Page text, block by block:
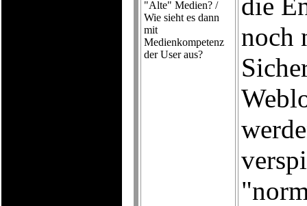
"Alte" Medien? /
Wie sieht es dann
mit
Medienkompetenz
der User aus?
noch